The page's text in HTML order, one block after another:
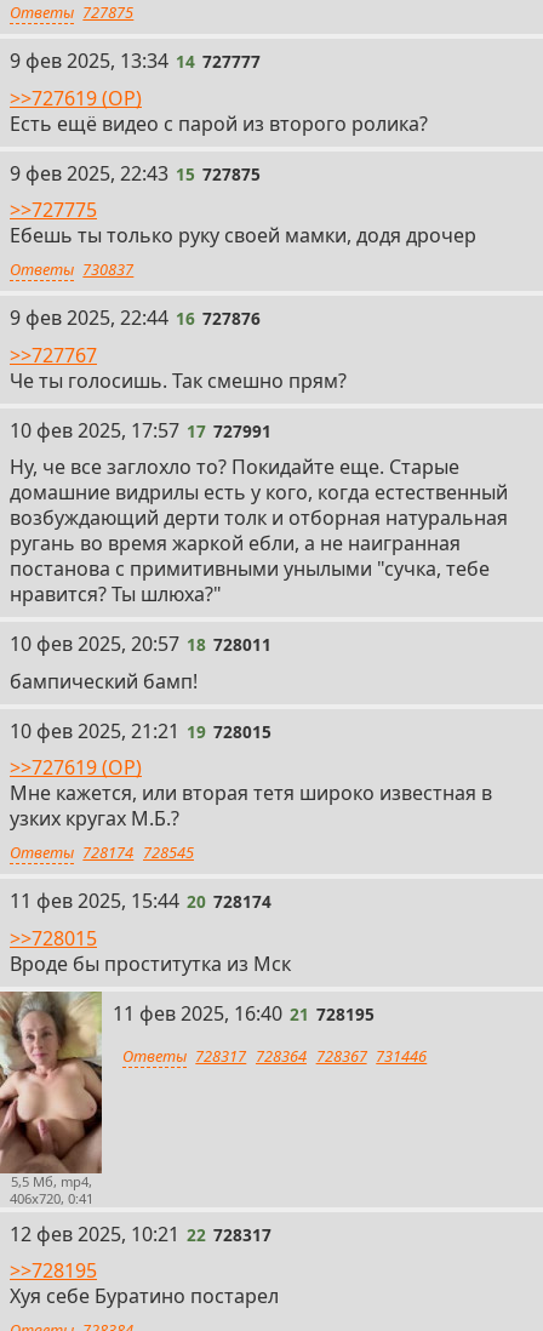
Ответы 727875
14
9 фев 2025, 13:34 14 727777
>>727619 (OP)
Есть ещё видео с парой из второго ролика?
15
9 фев 2025, 22:43 15 727875
>>727775
Ебешь ты только руку своей мамки, додя дрочер
Ответы 730837
16
9 фев 2025, 22:44 16 727876
>>727767
Че ты голосишь. Так смешно прям?
17
10 фев 2025, 17:57 17 727991
Ну, че все заглохло то? Покидайте еще. Старые
домашние видрилы есть у кого, когда естественный
возбуждающий дерти толк и отборная натуральная
ругань во время жаркой ебли, а не наигранная
постанова с примитивными унылыми "сучка, тебе
нравится? Ты шлюха?"
18
10 фев 2025, 20:57 18 728011
бампический бамп!
19
10 фев 2025, 21:21 19 728015
>>727619 (OP)
Мне кажется, или вторая тетя широко известная в
узких кругах М.Б.?
Ответы 728174 728545
20
11 фев 2025, 15:44 20 728174
>>728015
Вроде бы проститутка из Мск
5,5 Мб, mp4,
406x720, 0:41
21
11 фев 2025, 16:40 21 728195
Ответы 728317 728364 728367 731446
22
12 фев 2025, 10:21 22 728317
>>728195
Хуя себе Буратино постарел